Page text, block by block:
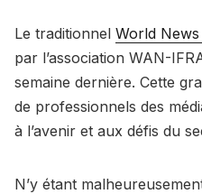
Le traditionnel World
par l’association WAN-
semaine dernière. Cette
de professionnels des
à l’avenir et aux défis du
N’y étant